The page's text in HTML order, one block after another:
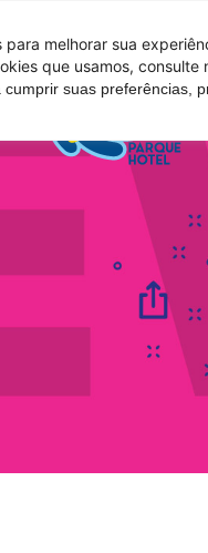
melhorar sua
que usamos, consulte
suas preferências,